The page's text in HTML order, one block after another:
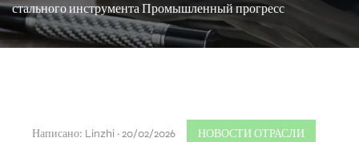
стального инструмента Промышленный прогресс
Написано: Linzhi · 20/02/2026 НОВОСТИ ОТРАСЛИ